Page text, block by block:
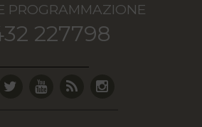
PROGRAMMAZIONE
227798